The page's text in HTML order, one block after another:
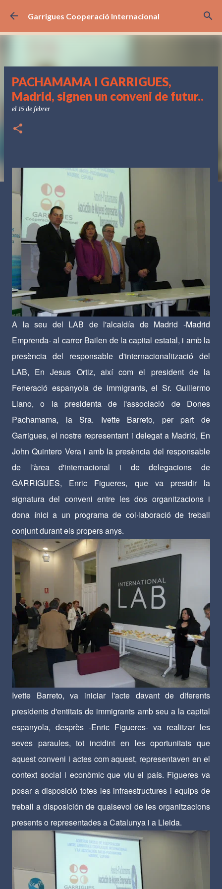
Salta al contingut principal
Garrigues Cooperació Internacional
PACHAMAMA I GARRIGUES,
Madrid, signen un conveni de futur..
el 15 de febrer
A la seu del LAB de l'alcaldía de Madrid -Madrid
Emprenda- al carrer Bailen de la capital estatal, i amb la
presència del responsable d'internacionalització del
LAB, En Jesus Ortiz, així com el president de la
Feneració espanyola de immigrants, el Sr. Guillermo
Llano, o la presidenta de l'associació de Dones
Pachamama, la Sra. Ivette Barreto, per part de
Garrigues, el nostre representant i delegat a Madrid, En
John Quintero Vera i amb la presència del responsable
de l'àrea d'internacional i de delegacions de
GARRIGUES, Enric Figueres, que va presidir la
signatura del conveni entre les dos organitzacions i
dona ínici a un programa de col·laboració de treball
conjunt durant els propers anys.
Ivette Barreto, va iniciar l'acte davant de diferents
presidents d'entitats de immigrants amb seu a la capital
espanyola, desprès -Enric Figueres- va realitzar les
seves paraules, tot incidint en les oportunitats que
aquest conveni i actes com aquest, representaven en el
context social i econòmic que viu el país. Figueres va
posar a disposició totes les infraestructures i equips de
treball a disposición de qualsevol de les organitzacions
presents o representades a Catalunya i a Lleida.